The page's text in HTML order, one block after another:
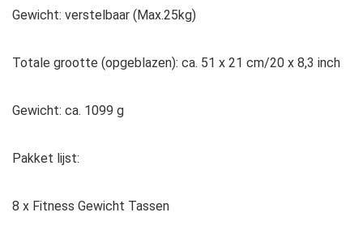
Gewicht: verstelbaar (Max.25kg)
Totale grootte (opgeblazen): ca. 51 x 21 cm/20 x 8,3 inch
Gewicht: ca. 1099 g
Pakket lijst:
8 x Fitness Gewicht Tassen